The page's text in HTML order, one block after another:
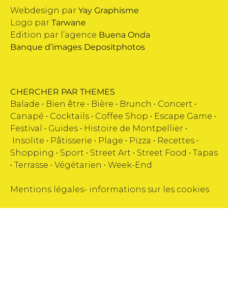
Webdesign par Yay Graphisme
Logo par Tarwane
Edition par l’agence Buena Onda
Banque d’images Depositphotos
CHERCHER PAR THEMES
Balade • Bien être • Bière • Brunch • Concert •
Canapé • Cocktails • Coffee Shop • Escape Game •
Festival
• Guides • Histoire de Montpellier •
Insolite • Pâtisserie • Plage • Pizza • Recettes •
Shopping • Sport • Street Art • Street Food • Tapas
• Terrasse • Végétarien • Week-End
Mentions légales- informations sur les cookies